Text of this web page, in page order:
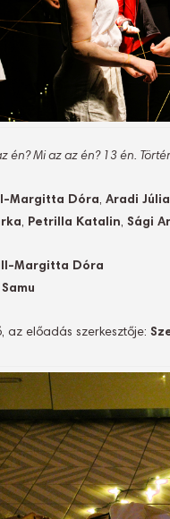
én? Mi az az én? 13 én.
Margitta Dóra, Aradi Júlia
, Petrilla Katalin, Sági
Margitta Dóra
az előadás szerkesztője: